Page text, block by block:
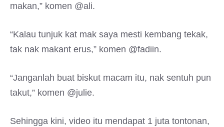
makan,” komen @ali.
“Kalau tunjuk kat mak saya mesti kembang tekak,
tak nak makant erus,” komen @fadiin.
“Janganlah buat biskut macam itu, nak sentuh pun
takut,” komen @julie.
Sehingga kini, video itu mendapat 1 juta tontonan,